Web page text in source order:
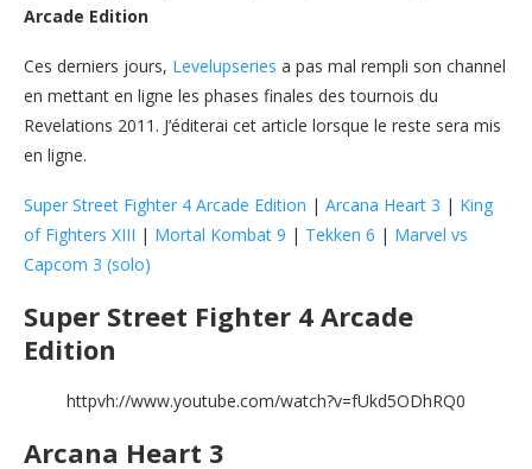
Arcade Edition
Ces derniers jours, Levelupseries a pas mal rempli son channel
en mettant en ligne les phases finales des tournois du
Revelations 2011. J’éditerai cet article lorsque le reste sera mis
en ligne.
Super Street Fighter 4 Arcade Edition | Arcana Heart 3 | King
of Fighters XIII | Mortal Kombat 9 | Tekken 6 | Marvel vs
Capcom 3 (solo)
Super Street Fighter 4 Arcade
Edition
httpvh://www.youtube.com/watch?v=fUkd5ODhRQ0
Arcana Heart 3